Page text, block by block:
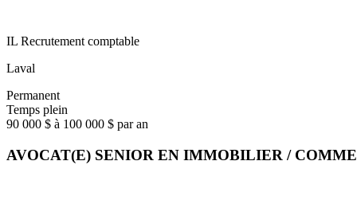
IL Recrutement comptable
Laval
Permanent
Temps plein
90 000 $ à 100 000 $ par an
AVOCAT(E) SENIOR EN IMMOBILIER /